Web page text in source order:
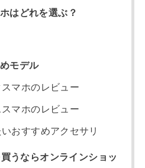
はどれを選ぶ？
モデル
マホのレビュー
スマホのレビュー
おすすめアクセサリ
うならオンラインショッ